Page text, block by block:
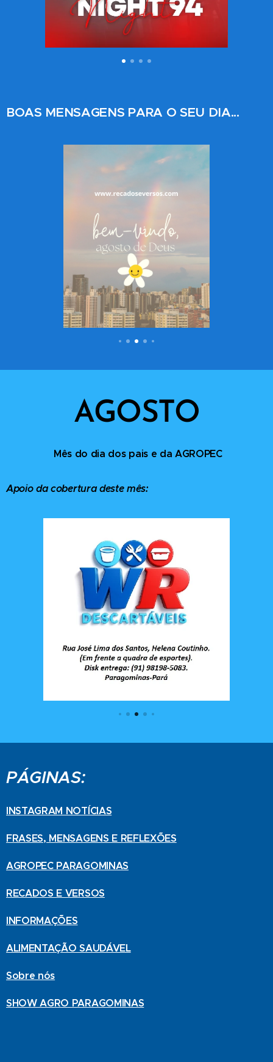
BOAS MENSAGENS PARA O SEU DIA...
AGOSTO
Mês do dia dos pais e da AGROPEC
Apoio da cobertura deste mês:
PÁGINAS:
INSTAGRAM NOTÍCIAS
FRASES, MENSAGENS E REFLEXÕES
AGROPEC PARAGOMINAS
RECADOS E VERSOS
INFORMAÇÕES
ALIMENTAÇÃO SAUDÁVEL
Sobre nós
SHOW AGRO PARAGOMINAS